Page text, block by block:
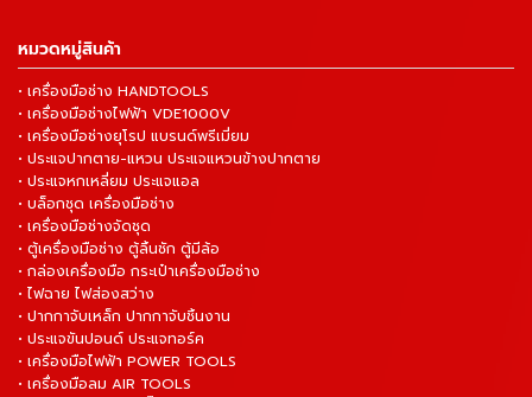
หมวดหมู่สินค้า
• เครื่องมือช่าง HANDTOOLS
• เครื่องมือช่างไฟฟ้า VDE1000V
• เครื่องมือช่างยุโรป แบรนด์พรีเมี่ยม
• ประแจปากตาย-แหวน ประแจแหวนข้างปากตาย
• ประแจหกเหลี่ยม ประแจแอล
• บล็อกชุด เครื่องมือช่าง
• เครื่องมือช่างจัดชุด
• ตู้เครื่องมือช่าง ตู้ลิ้นชัก ตู้มีล้อ
• กล่องเครื่องมือ กระเป๋าเครื่องมือช่าง
• ไฟฉาย ไฟส่องสว่าง
• ปากกาจับเหล็ก ปากกาจับชิ้นงาน
• ประแจขันปอนด์ ประแจทอร์ค
• เครื่องมือไฟฟ้า POWER TOOLS
• เครื่องมือลม AIR TOOLS